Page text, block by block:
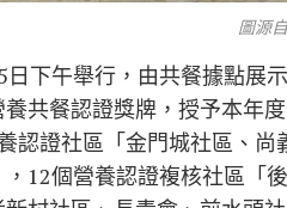
圖源
日下午舉行，由共餐據點展
共餐認證獎牌，授予本年
認證社區「金門城社區、
12個營養認證複核社區「